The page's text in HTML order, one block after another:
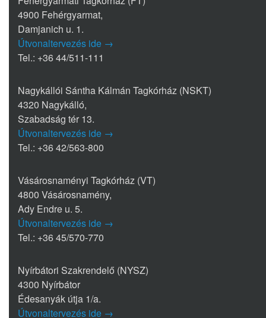
4900 Fehérgyarmat,
Damjanich u. 1.
Útvonaltervezés ide →
Tel.: +36 44/511-111
Nagykállói Sántha Kálmán Tagkórház (NSKT)
4320 Nagykálló,
Szabadság tér 13.
Útvonaltervezés ide →
Tel.: +36 42/563-800
Vásárosnaményi Tagkórház (VT)
4800 Vásárosnamény,
Ady Endre u. 5.
Útvonaltervezés ide →
Tel.: +36 45/570-770
Nyírbátori Szakrendelő (NYSZ)
4300 Nyírbátor
Édesanyák útja 1/a.
Útvonaltervezés ide →